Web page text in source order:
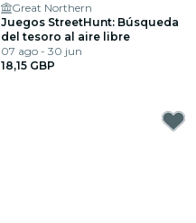
Great Northern
Juegos StreetHunt: Búsqueda
del tesoro al aire libre
07 ago - 30 jun
18,15 GBP